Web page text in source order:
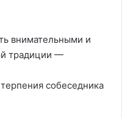
внимательными и
традиции —
собеседника